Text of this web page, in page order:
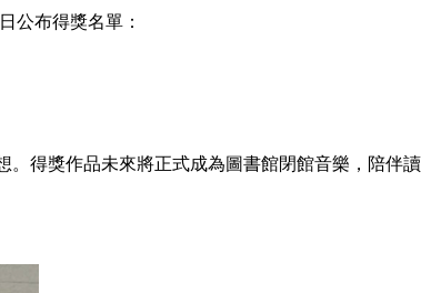
公布得獎名單：
得獎作品未來將正式成為圖書館閉館音樂，陪伴讀